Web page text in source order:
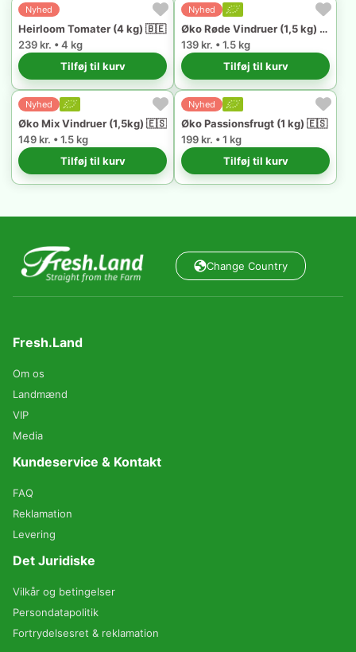
Nyhed
Heirloom Tomater (4 kg) 🇧🇪
239 kr. • 4 kg
Tilføj til kurv
Nyhed
Øko Røde Vindruer (1,5 kg) 🇪🇸
139 kr. • 1.5 kg
Tilføj til kurv
Nyhed
Øko Mix Vindruer (1,5kg) 🇪🇸
149 kr. • 1.5 kg
Tilføj til kurv
Nyhed
Øko Passionsfrugt (1 kg) 🇪🇸
199 kr. • 1 kg
Tilføj til kurv
Change Country
Fresh.Land
Om os
Landmænd
VIP
Media
Kundeservice & Kontakt
FAQ
Reklamation
Levering
Det Juridiske
Vilkår og betingelser
Persondatapolitik
Fortrydelsesret & reklamation